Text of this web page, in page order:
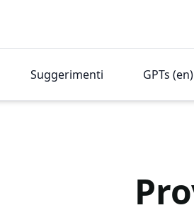
Suggerimenti GPTs (en)